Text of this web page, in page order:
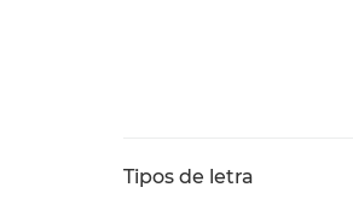
Tipos de letra